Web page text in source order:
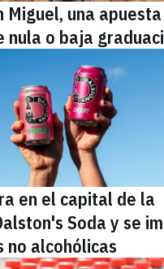
Miguel, una
nula o baja
en el capital de la
Soda y se
no alcohólicas